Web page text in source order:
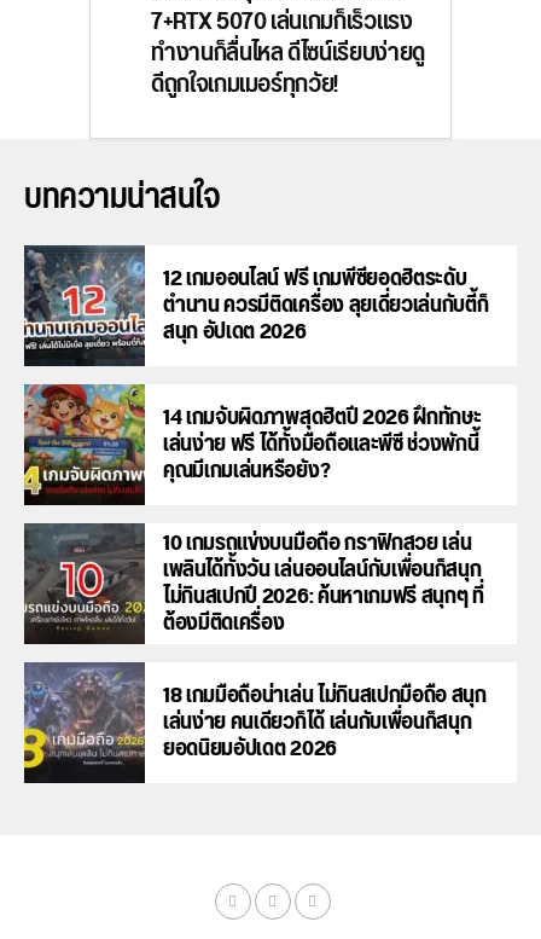
7+RTX 5070 เล่นเกมก็เร็วแรง
ทำงานก็ลื่นไหล ดีไซน์เรียบง่ายดู
ดีถูกใจเกมเมอร์ทุกวัย!
บทความน่าสนใจ
12 เกมออนไลน์ ฟรี เกมพีซียอดฮิตระดับ
ตำนาน ควรมีติดเครื่อง ลุยเดี่ยวเล่นกับตี้ก็
สนุก อัปเดต 2026
14 เกมจับผิดภาพสุดฮิตปี 2026 ฝึกทักษะ
เล่นง่าย ฟรี ได้ทั้งมือถือและพีซี ช่วงพักนี้
คุณมีเกมเล่นหรือยัง?
10 เกมรถแข่งบนมือถือ กราฟิกสวย เล่น
เพลินได้ทั้งวัน เล่นออนไลน์กับเพื่อนก็สนุก
ไม่กินสเปกปี 2026: ค้นหาเกมฟรี สนุกๆ ที่
ต้องมีติดเครื่อง
18 เกมมือถือน่าเล่น ไม่กินสเปกมือถือ สนุก
เล่นง่าย คนเดียวก็ได้ เล่นกับเพื่อนก็สนุก
ยอดนิยมอัปเดต 2026